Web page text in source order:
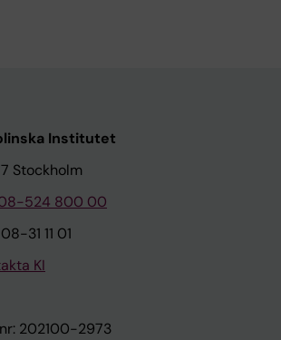
Institutet
Stockholm
524 800 00
31 11 01
KI
202100-2973